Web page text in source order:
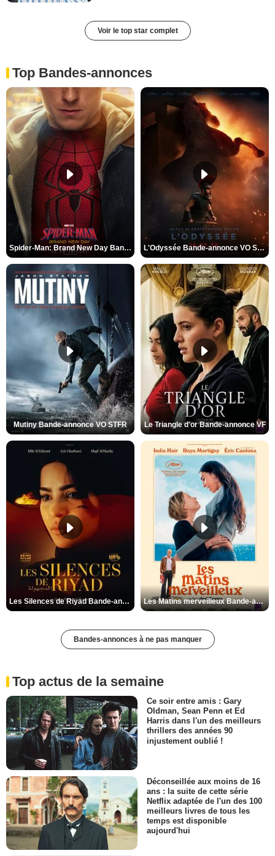
Voir le top star complet
Top Bandes-annonces
Spider-Man: Brand New Day Bande-annonce VO STFR L'Odyssée Bande-annonce VO STFR
Mutiny Bande-annonce VO STFR Le Triangle d'or Bande-annonce VF
Les Silences de Riyad Bande-annonce VO STFR Les Matins merveilleux Bande-annonce VF
Bandes-annonces à ne pas manquer
Top actus de la semaine
Ce soir entre amis : Gary
Oldman, Sean Penn et Ed
Harris dans l'un des meilleurs
thrillers des années 90
injustement oublié !
Déconseillée aux moins de 16
ans : la suite de cette série
Netflix adaptée de l'un des 100
meilleurs livres de tous les
temps est disponible
aujourd'hui